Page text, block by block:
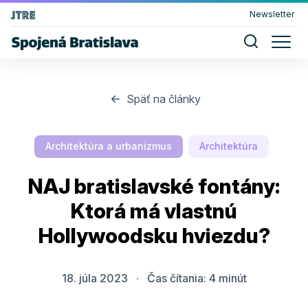
Newsletter
Späť na články
Architektúra a urbanizmus Architektúra
NAJ bratislavské fontány:
Ktorá má vlastnú
Hollywoodsku hviezdu?
18. júla 2023 · Čas čítania: 4 minút